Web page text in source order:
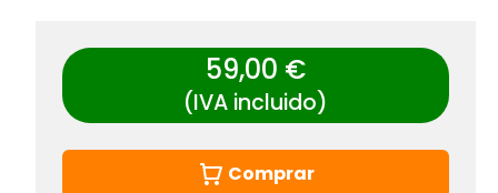
59,00 €
(IVA incluido)
Comprar